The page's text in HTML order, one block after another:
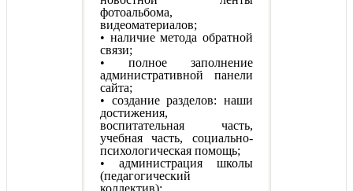
фотоальбома,
видеоматериалов;
• наличие метода обратной
связи;
• полное заполнение
административной панели
сайта;
• создание разделов: наши
достижения,
воспитательная часть,
учебная часть, социально-
психологическая помощь;
• администрация школы
(педагогический